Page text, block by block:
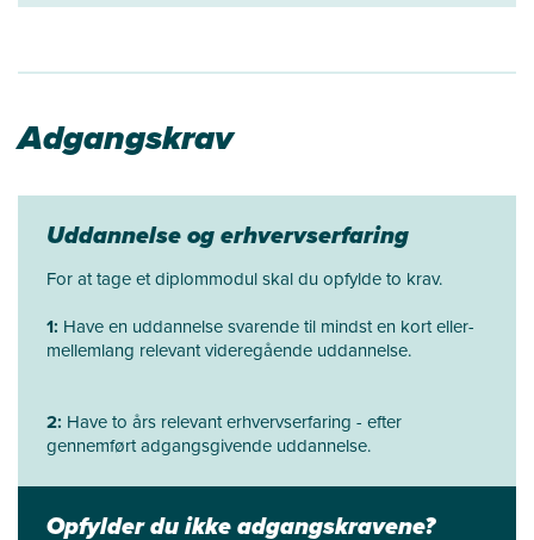
Adgangskrav
Uddannelse og erhvervserfaring
For at tage et diplommodul skal du opfylde to krav.
1: Have en uddannelse svarende til mindst en kort eller-
mellemlang relevant videregående uddannelse.
2: Have to års relevant erhvervserfaring - efter
gennemført adgangsgivende uddannelse.
Opfylder du ikke adgangskravene?